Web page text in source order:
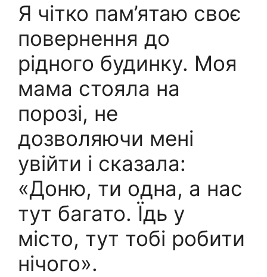
Я чітко пам’ятаю своє
повернення до
рідного будинку. Моя
мама стояла на
порозі, не
дозволяючи мені
увійти і сказала:
«Доню, ти одна, а нас
тут багато. Їдь у
місто, тут тобі робити
нічого».